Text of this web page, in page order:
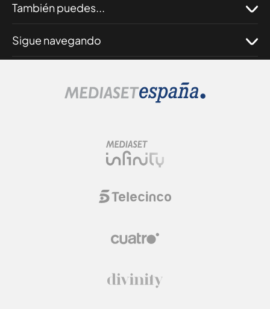
También puedes...
Sigue navegando